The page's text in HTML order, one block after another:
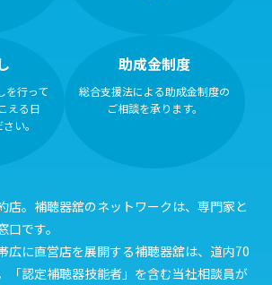
を行って
える日
い。
助成金制度
総合支援法による助成金制度の
ご相談を承ります。
店。補聴器舘のネットワークは、専門家と
です。
広に直営店を展開する補聴器舘は、道内70
「認定補聴器技能者」を含む当社相談員が